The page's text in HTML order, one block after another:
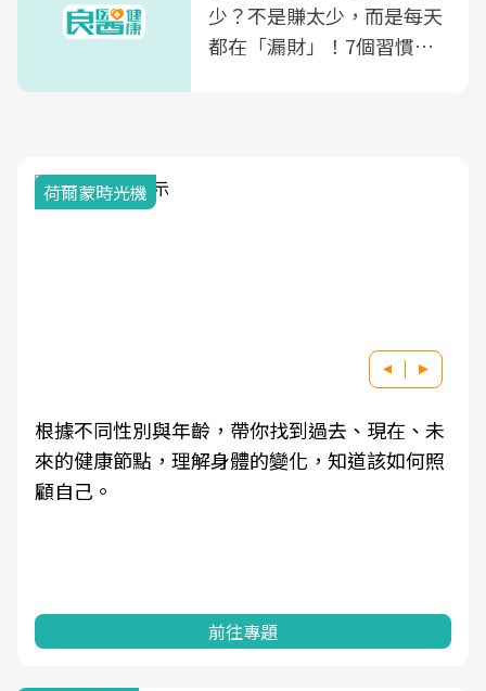
少？不是賺太少，而是每天
都在「漏財」！7個習慣一
荷爾蒙時光機
根據不同性別與年齡，帶你找到過去、現在、未
來的健康節點，理解身體的變化，知道該如何照
顧自己。
前往專題